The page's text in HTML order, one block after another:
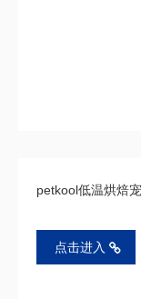
petkool低温烘焙
点击进入